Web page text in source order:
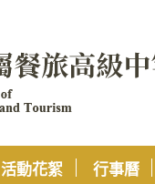
活動花絮 行事曆